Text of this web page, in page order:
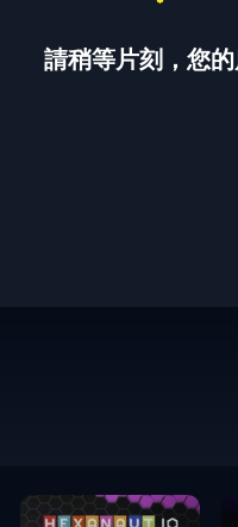
請稍等片刻，您